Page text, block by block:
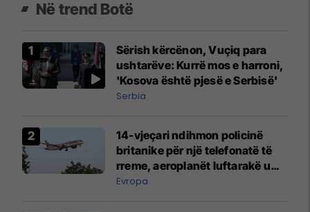
Në trend Botë
Sërish kërcënon, Vuçiq para
ushtarëve: Kurrë mos e harroni,
'Kosova është pjesë e Serbisë'
Serbia
14-vjeçari ndihmon policinë
britanike për një telefonatë të
rreme, aeroplanët luftarakë u
ngritën në ajër për të
Evropa